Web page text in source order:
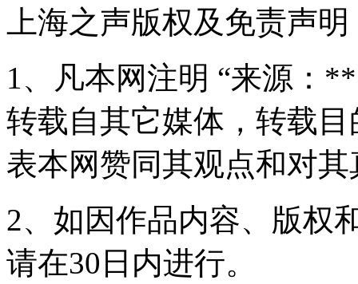
上海之声版权及免责声明
1、凡本网注明 “来源：
转载自其它媒体，转载
表本网赞同其观点和对
2、如因作品内容、版权
请在30日内进行。